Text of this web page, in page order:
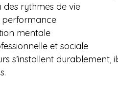
des rythmes de vie
performance
mentale
et sociale
s’installent